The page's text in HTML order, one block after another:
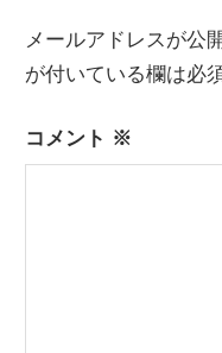
ゲ
シ
メールアドレスが公
が付いている欄は必
コメント ※